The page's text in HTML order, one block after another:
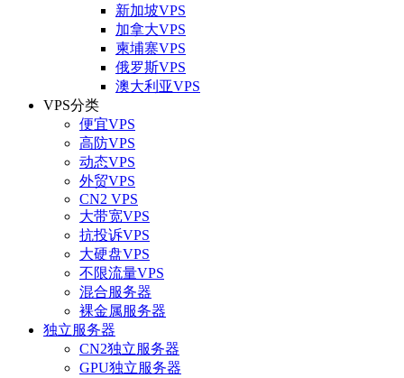
新加坡VPS
加拿大VPS
柬埔寨VPS
俄罗斯VPS
澳大利亚VPS
VPS分类
便宜VPS
高防VPS
动态VPS
外贸VPS
CN2 VPS
大带宽VPS
抗投诉VPS
大硬盘VPS
不限流量VPS
混合服务器
裸金属服务器
独立服务器
CN2独立服务器
GPU独立服务器